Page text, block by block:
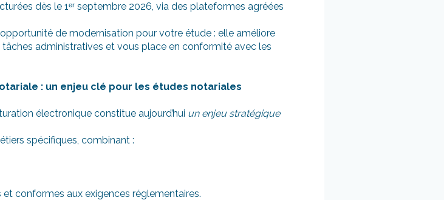
dès le 1ᵉʳ septembre 2026, via des plateformes agréées
de modernisation pour votre étude : elle améliore
administratives et vous place en conformité avec les
: un enjeu clé pour les études notariales
électronique constitue aujourd’hui un enjeu stratégique
spécifiques, combinant :
conformes aux exigences réglementaires.